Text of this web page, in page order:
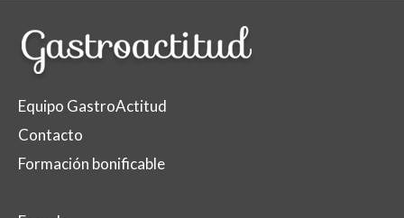
Equipo GastroActitud
Contacto
Formación bonificable